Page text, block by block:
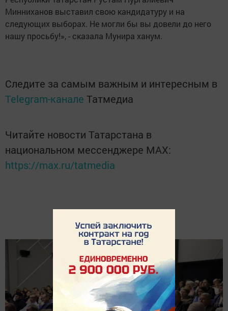
Минниханов выставил свою кандидатуру и на
следующих выборах. Не могли бы вы довели до него
нашу просьбу!», - сказала Мунира ханум.
Следите за самым важным и интересным в
Telegram-канале Татмедиа
Читайте новости Татарстана в
национальном мессенджере MАХ:
https://max.ru/tatmedia